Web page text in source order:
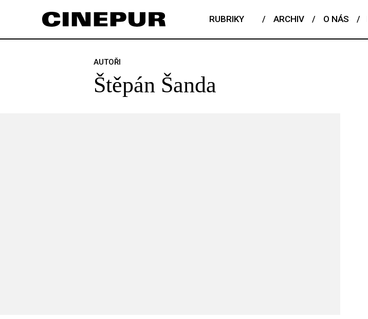
RUBRIKY / ARCHIV / O NÁS /
AUTOŘI
Štěpán Šanda